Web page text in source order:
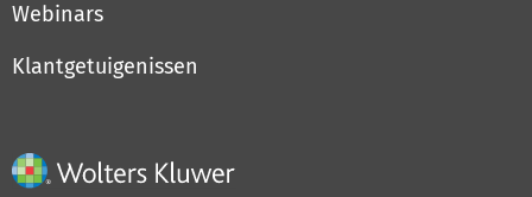
Webinars
Klantgetuigenissen